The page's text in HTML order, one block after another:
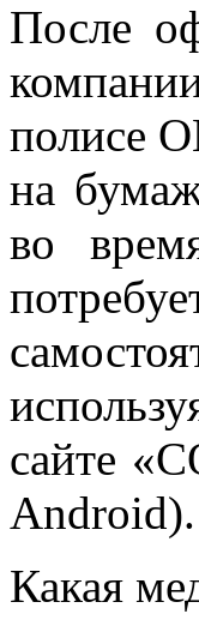
После
полисе
на
во
сайте
Android).
Какая